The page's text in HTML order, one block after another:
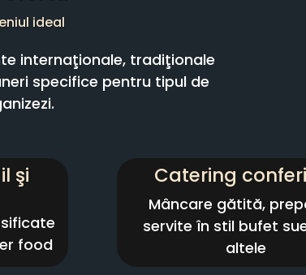
ideal
internaţionale, tradiţionale
specifice pentru tipul de
şi
food
Catering
Mâncare gătită,
servite în stil bufet
altele